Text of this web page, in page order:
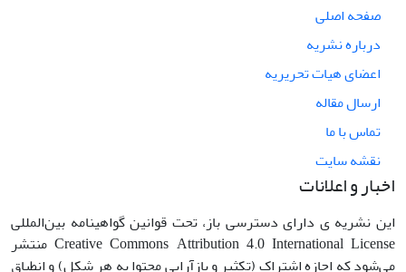
صفحه اصلی
درباره نشریه
اعضای هیات تحریریه
ارسال مقاله
تماس با ما
نقشه سایت
اخبار و اعلانات
این نشریه ی دارای دسترسی باز، تحت قوانین گواهینامه بین‌المللی
Creative Commons Attribution 4.0 International License منتشر
می‌شود که اجازه اشتراک (تکثیر و بازآرایی محتوا به هر شکل) و انطباق